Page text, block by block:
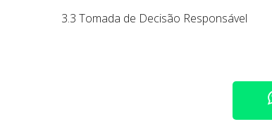
3.3 Tomada de Decisão Responsável